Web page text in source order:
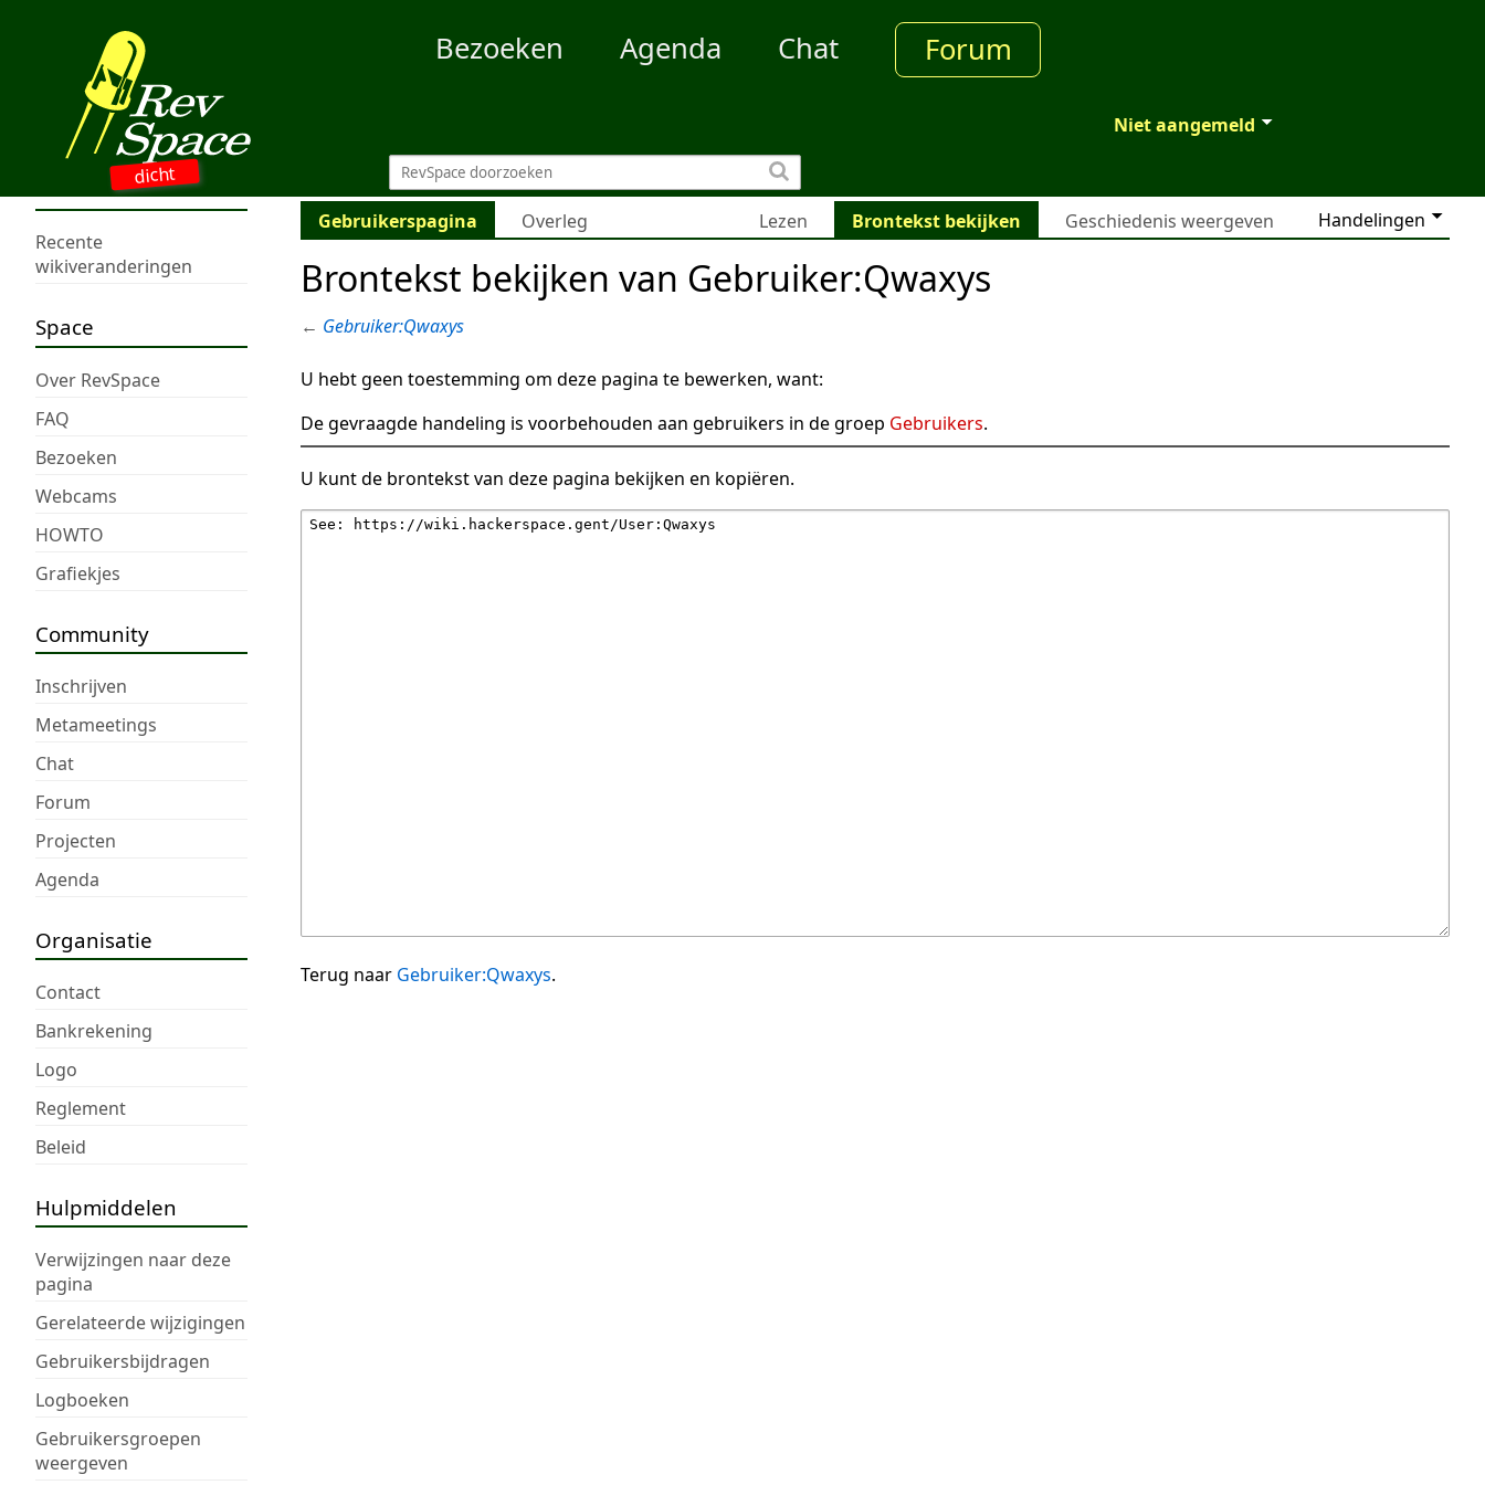
dicht
Bezoeken Agenda Chat Forum
Niet aangemeld
Recente
wikiveranderingen
Space
Over RevSpace
FAQ
Bezoeken
Webcams
HOWTO
Grafiekjes
Community
Inschrijven
Metameetings
Chat
Forum
Projecten
Agenda
Organisatie
Contact
Bankrekening
Logo
Reglement
Beleid
Hulpmiddelen
Verwijzingen naar deze
pagina
Gerelateerde wijzigingen
Gebruikersbijdragen
Logboeken
Gebruikersgroepen
weergeven
Gebruikerspagina Overleg Handelingen
Lezen Brontekst bekijken Geschiedenis weergeven
Brontekst bekijken van Gebruiker:Qwaxys
← Gebruiker:Qwaxys
U hebt geen toestemming om deze pagina te bewerken, want:
De gevraagde handeling is voorbehouden aan gebruikers in de groep Gebruikers.
U kunt de brontekst van deze pagina bekijken en kopiëren.
Terug naar Gebruiker:Qwaxys.